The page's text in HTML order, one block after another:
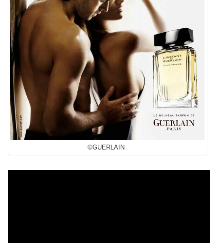
©GUERLAIN